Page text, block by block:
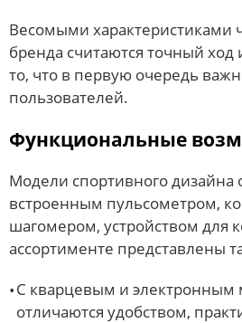
Весомыми характеристиками
бренда считаются точный ход
то, что в первую очередь
пользователей.
Функциональные
Модели спортивного
встроенным пульсометром,
шагомером, устройством для
ассортименте представлены
С кварцевым и
отличаются удобством,